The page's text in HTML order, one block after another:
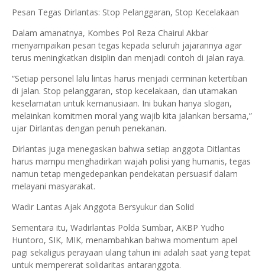
Pesan Tegas Dirlantas: Stop Pelanggaran, Stop Kecelakaan
Dalam amanatnya, Kombes Pol Reza Chairul Akbar
menyampaikan pesan tegas kepada seluruh jajarannya agar
terus meningkatkan disiplin dan menjadi contoh di jalan raya.
“Setiap personel lalu lintas harus menjadi cerminan ketertiban
di jalan. Stop pelanggaran, stop kecelakaan, dan utamakan
keselamatan untuk kemanusiaan. Ini bukan hanya slogan,
melainkan komitmen moral yang wajib kita jalankan bersama,”
ujar Dirlantas dengan penuh penekanan.
Dirlantas juga menegaskan bahwa setiap anggota Ditlantas
harus mampu menghadirkan wajah polisi yang humanis, tegas
namun tetap mengedepankan pendekatan persuasif dalam
melayani masyarakat.
Wadir Lantas Ajak Anggota Bersyukur dan Solid
Sementara itu, Wadirlantas Polda Sumbar, AKBP Yudho
Huntoro, SIK, MIK, menambahkan bahwa momentum apel
pagi sekaligus perayaan ulang tahun ini adalah saat yang tepat
untuk mempererat solidaritas antaranggota.